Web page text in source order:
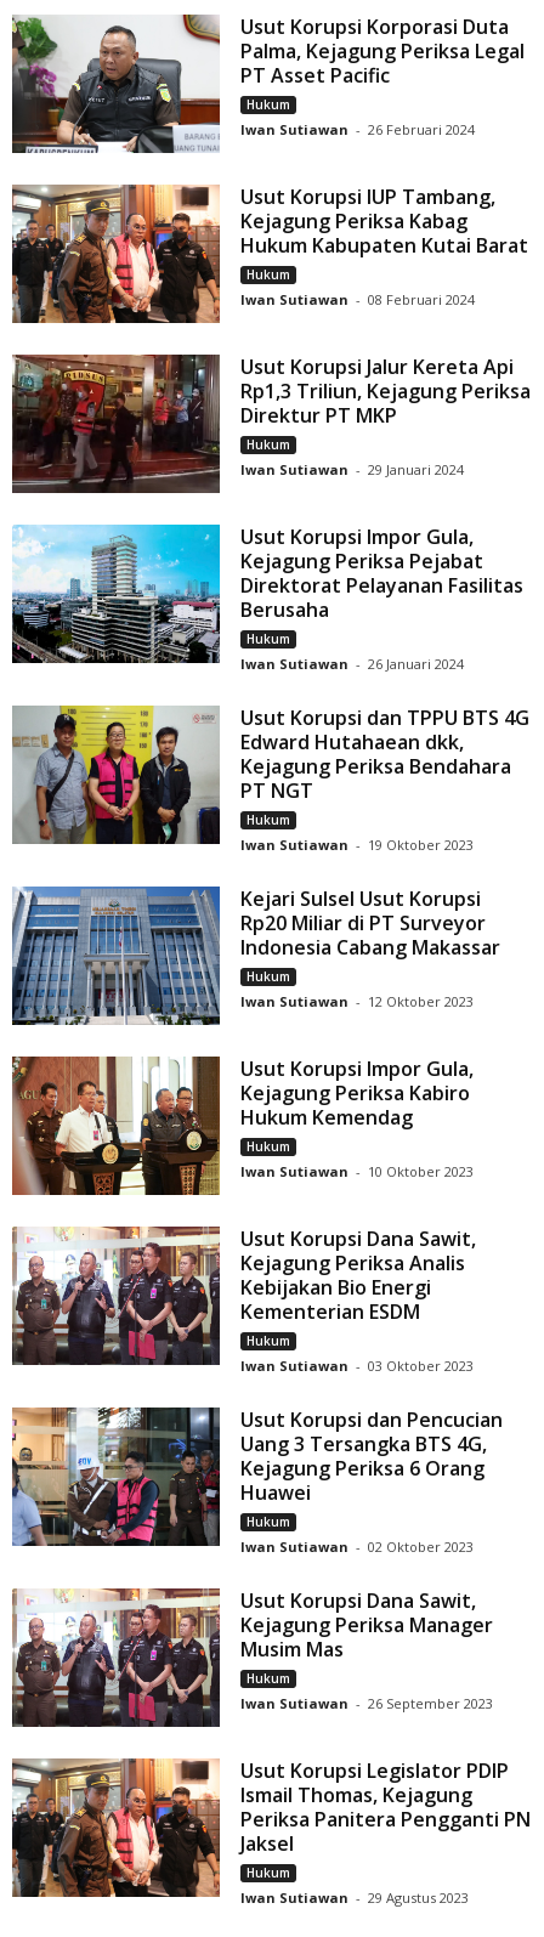
Usut Korupsi Korporasi Duta
Palma, Kejagung Periksa Legal
PT Asset Pacific
Hukum
Iwan Sutiawan - 26 Februari 2024
Usut Korupsi IUP Tambang,
Kejagung Periksa Kabag
Hukum Kabupaten Kutai Barat
Hukum
Iwan Sutiawan - 08 Februari 2024
Usut Korupsi Jalur Kereta Api
Rp1,3 Triliun, Kejagung Periksa
Direktur PT MKP
Hukum
Iwan Sutiawan - 29 Januari 2024
Usut Korupsi Impor Gula,
Kejagung Periksa Pejabat
Direktorat Pelayanan Fasilitas
Berusaha
Hukum
Iwan Sutiawan - 26 Januari 2024
Usut Korupsi dan TPPU BTS 4G
Edward Hutahaean dkk,
Kejagung Periksa Bendahara
PT NGT
Hukum
Iwan Sutiawan - 19 Oktober 2023
Kejari Sulsel Usut Korupsi
Rp20 Miliar di PT Surveyor
Indonesia Cabang Makassar
Hukum
Iwan Sutiawan - 12 Oktober 2023
Usut Korupsi Impor Gula,
Kejagung Periksa Kabiro
Hukum Kemendag
Hukum
Iwan Sutiawan - 10 Oktober 2023
Usut Korupsi Dana Sawit,
Kejagung Periksa Analis
Kebijakan Bio Energi
Kementerian ESDM
Hukum
Iwan Sutiawan - 03 Oktober 2023
Usut Korupsi dan Pencucian
Uang 3 Tersangka BTS 4G,
Kejagung Periksa 6 Orang
Huawei
Hukum
Iwan Sutiawan - 02 Oktober 2023
Usut Korupsi Dana Sawit,
Kejagung Periksa Manager
Musim Mas
Hukum
Iwan Sutiawan - 26 September 2023
Usut Korupsi Legislator PDIP
Ismail Thomas, Kejagung
Periksa Panitera Pengganti PN
Jaksel
Hukum
Iwan Sutiawan - 29 Agustus 2023